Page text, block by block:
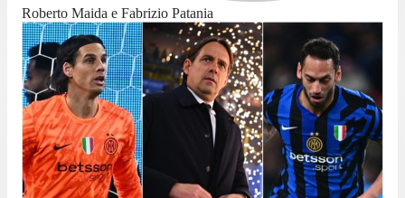
Roberto Maida e Fabrizio Patania